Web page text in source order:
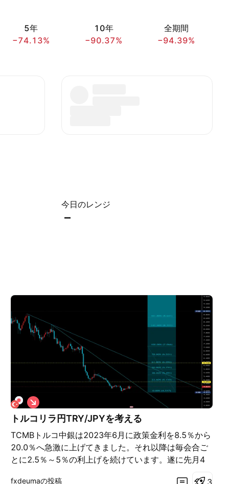
5年
−74.13%
10年
−90.37%
全期間
−94.39%
今日のレンジ
–
トルコリラ円TRY/JPYを考える
TCMBトルコ中銀は2023年6月に政策金利を8.5％から
20.0％へ急激に上げてきました。それ以降は毎会合ご
とに2.5％～5％の利上げを続けています。遂に先月4
シ
ョ
ー
fxdeumaの投稿 3